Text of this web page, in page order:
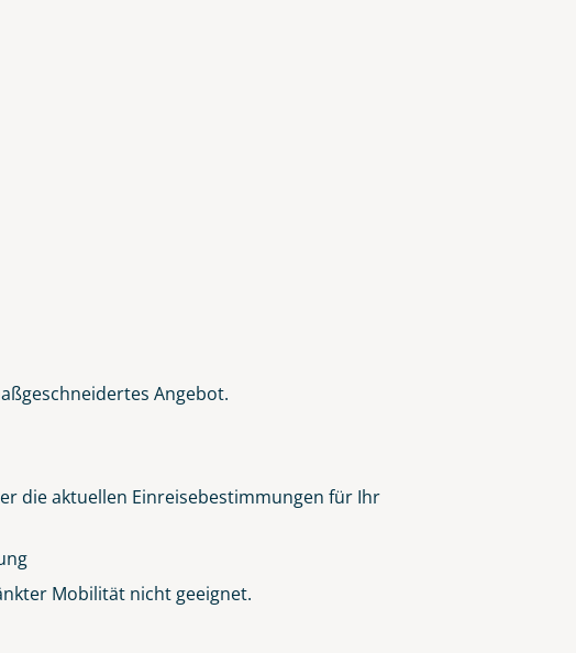
Angebot.
die aktuellen Einreisebestimmungen für Ihr
Mobilität nicht geeignet.